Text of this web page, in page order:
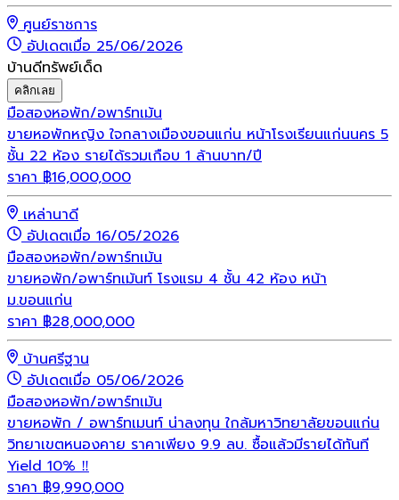
ศูนย์ราชการ
อัปเดตเมื่อ 25/06/2026
บ้านดีทรัพย์เด็ด
คลิกเลย
มือสองหอพัก/อพาร์ทเม้น
ขายหอพักหญิง ใจกลางเมืองขอนแก่น หน้าโรงเรียนแก่นนคร 5
ชั้น 22 ห้อง รายได้รวมเกือบ 1 ล้านบาท/ปี
ราคา ฿16,000,000
เหล่านาดี
อัปเดตเมื่อ 16/05/2026
มือสองหอพัก/อพาร์ทเม้น
ขายหอพัก/อพาร์ทเม้นท์ โรงแรม 4 ชั้น 42 ห้อง หน้า
ม.ขอนแก่น
ราคา ฿28,000,000
บ้านศรีฐาน
อัปเดตเมื่อ 05/06/2026
มือสองหอพัก/อพาร์ทเม้น
ขายหอพัก / อพาร์ทเมนท์ น่าลงทุน ใกล้มหาวิทยาลัยขอนแก่น
วิทยาเขตหนองคาย ราคาเพียง 9.9 ลบ. ซื้อแล้วมีรายได้ทันที
Yield 10% ‼️
ราคา ฿9,990,000